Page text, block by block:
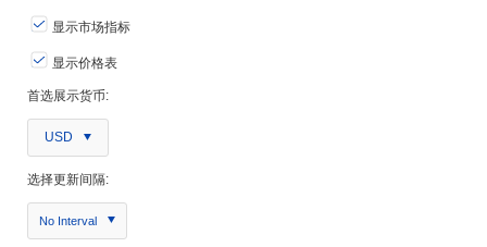
显示市场指标
显示价格表
首选展示货币:
USD
选择更新间隔:
No Interval